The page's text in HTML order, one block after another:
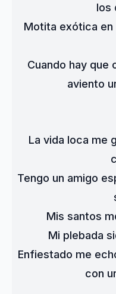
los
Motita exótica en
Cuando hay que
aviento
La vida loca me
Tengo un amigo
Mis santos
Mi plebada
Enfiestado me
con